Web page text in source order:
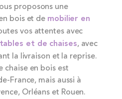
proposons une
bois et de mobilier en
vos attentes avec
et de chaises, avec
la livraison et la reprise.
chaise en bois est
France, mais aussi à
Orléans et Rouen.